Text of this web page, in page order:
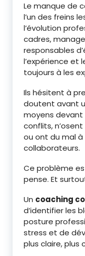
Le manque de
l’un des freins
l’évolution
cadres,
responsables
l’expérience et
toujours à les
Ils hésitent à
doutent avant
moyens devant
conflits,
ou ont du mal à
collaborateurs.
Ce problème
pense. Et
Un coaching
d’identifier les
posture
stress et de
plus claire, plus